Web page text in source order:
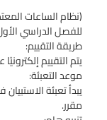
(نظام الساعات
للفصل الدراسي
طريقة التقييم:
يتم التقييم
موعد التعبئة:
يبدأ تعبئة
مقرر.